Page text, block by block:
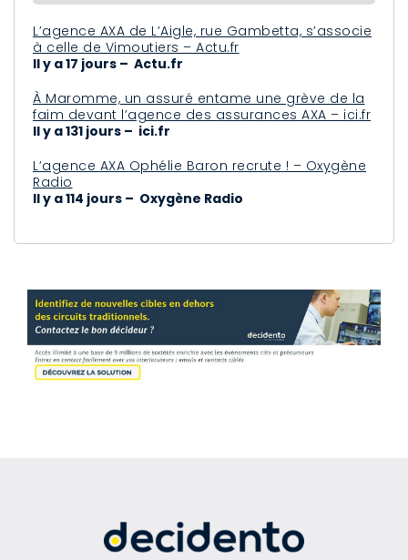
L’agence AXA de L’Aigle, rue Gambetta, s’associe
à celle de Vimoutiers – Actu.fr
Il y a 17 jours – Actu.fr
À Maromme, un assuré entame une grève de la
faim devant l’agence des assurances AXA – ici.fr
Il y a 131 jours – ici.fr
L’agence AXA Ophélie Baron recrute ! – Oxygène
Radio
Il y a 114 jours – Oxygène Radio